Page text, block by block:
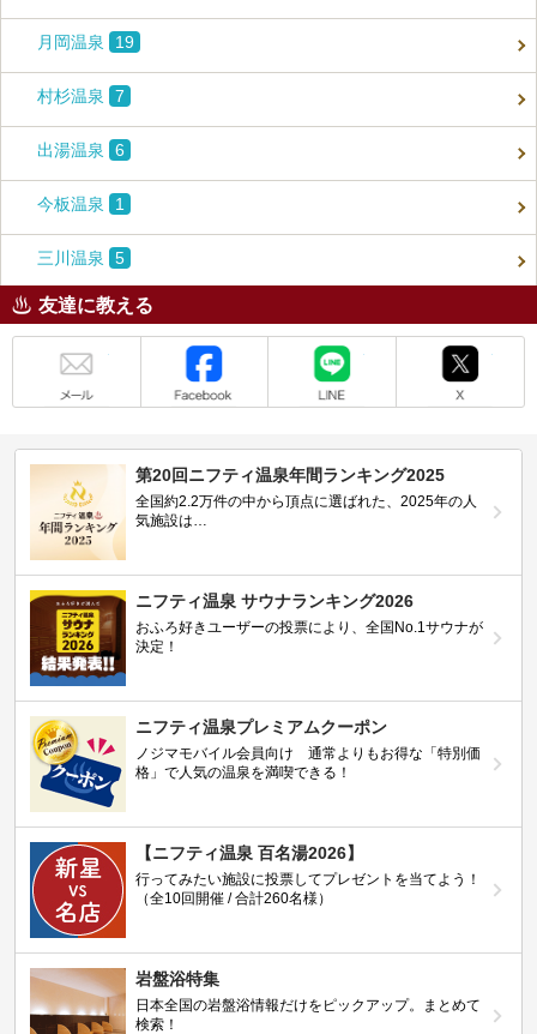
月岡温泉 19
村杉温泉 7
出湯温泉 6
今板温泉 1
三川温泉 5
友達に教える
第20回ニフティ温泉年間ランキング2025
全国約2.2万件の中から頂点に選ばれた、2025年の人
気施設は…
ニフティ温泉 サウナランキング2026
おふろ好きユーザーの投票により、全国No.1サウナが
決定！
ニフティ温泉プレミアムクーポン
ノジマモバイル会員向け 通常よりもお得な「特別価
格」で人気の温泉を満喫できる！
【ニフティ温泉 百名湯2026】
行ってみたい施設に投票してプレゼントを当てよう！
（全10回開催 / 合計260名様）
岩盤浴特集
日本全国の岩盤浴情報だけをピックアップ。まとめて
検索！